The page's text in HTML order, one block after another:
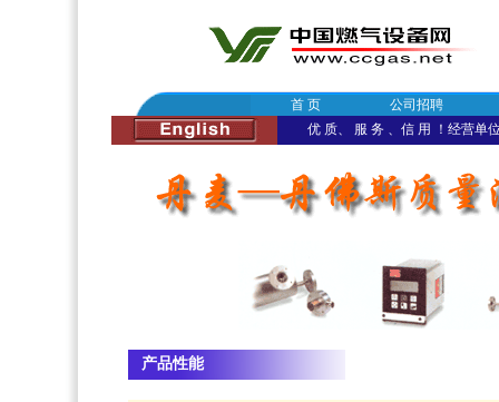
首 页
公司招聘
优 质、 服 务 、信 用 ！经营单
产品性能